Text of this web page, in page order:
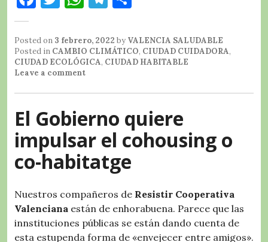
c
e
b
o
o
k
it
te
r
at
s
A
p
p
e
g
a
m
m
p
rt
ir
Posted on 3 febrero, 2022 by VALENCIA SALUDABLE
Posted in CAMBIO CLIMÁTICO, CIUDAD CUIDADORA,
CIUDAD ECOLÓGICA, CIUDAD HABITABLE
Leave a comment
El Gobierno quiere
impulsar el cohousing o
co-habitatge
Nuestros compañeros de Resistir Cooperativa
Valenciana están de enhorabuena. Parece que las
innstituciones públicas se están dando cuenta de
esta estupenda forma de «envejecer entre amigos».